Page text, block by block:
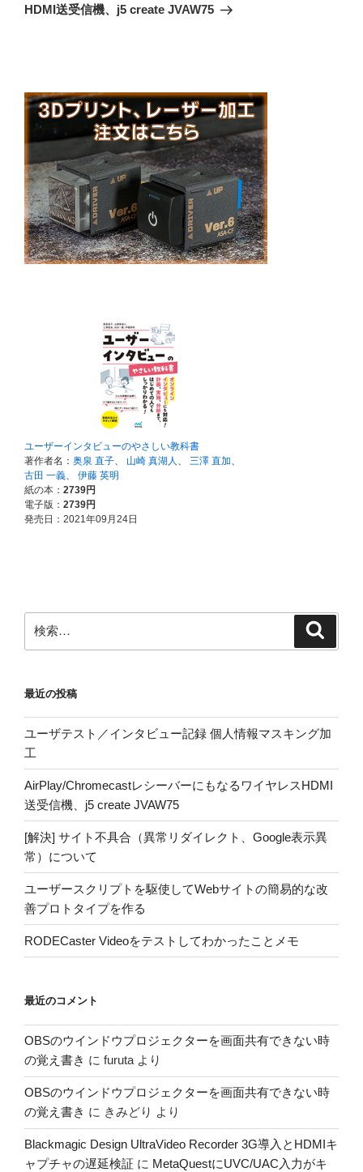
シ
投
HDMI送受信機、j5 create JVAW75
索:
最近の投稿
ユーザテスト／インタビュー記録 個人情報マスキング加
工
AirPlay/ChromecastレシーバーにもなるワイヤレスHDMI
送受信機、j5 create JVAW75
[解決] サイト不具合（異常リダイレクト、Google表示異
常）について
ユーザースクリプトを駆使してWebサイトの簡易的な改
善プロトタイプを作る
RODECaster Videoをテストしてわかったことメモ
最近のコメント
OBSのウインドウプロジェクターを画面共有できない時
の覚え書き に furuta より
OBSのウインドウプロジェクターを画面共有できない時
の覚え書き に きみどり より
Blackmagic Design UltraVideo Recorder 3G導入とHDMIキ
ャプチャの遅延検証 に MetaQuestにUVC/UAC入力がキ